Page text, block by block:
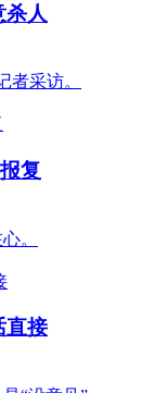
人
者采访。
复
。
直接